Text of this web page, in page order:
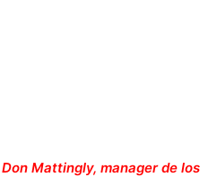
Mattingly, manager de los